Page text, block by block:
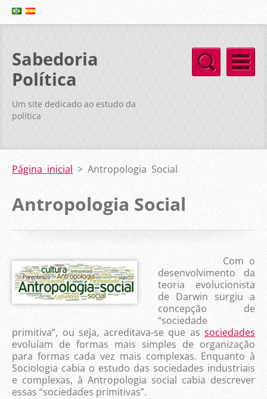
Sabedoria
Política
Um site dedicado ao estudo da
política
Página inicial > Antropologia Social
Antropologia Social
Com o
desenvolvimento da
teoria evolucionista
de Darwin surgiu a
concepção de
“sociedade
primitiva”, ou seja, acreditava-se que as sociedades
evoluíam de formas mais simples de organização
para formas cada vez mais complexas. Enquanto à
Sociologia cabia o estudo das sociedades industriais
e complexas, à Antropologia social cabia descrever
essas “sociedades primitivas”.